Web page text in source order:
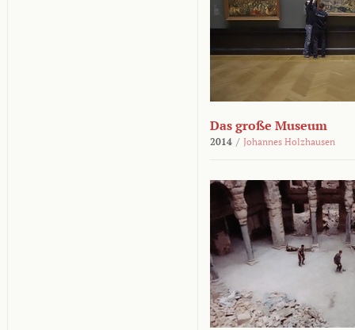
Das große Museum
2014 / Johannes Holzhausen